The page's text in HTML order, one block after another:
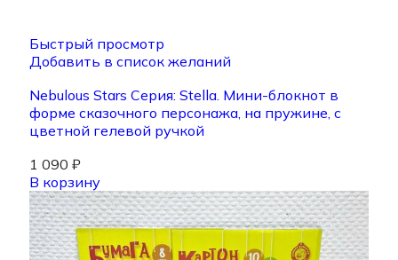
Быстрый просмотр
Добавить в список желаний
Nebulous Stars Серия: Stella. Мини-блокнот в
форме сказочного персонажа, на пружине, с
цветной гелевой ручкой
1 090 ₽
В корзину